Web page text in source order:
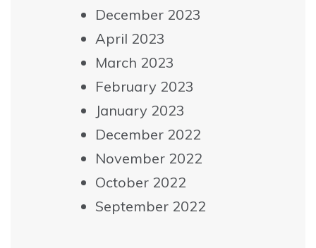
December 2023
April 2023
March 2023
February 2023
January 2023
December 2022
November 2022
October 2022
September 2022